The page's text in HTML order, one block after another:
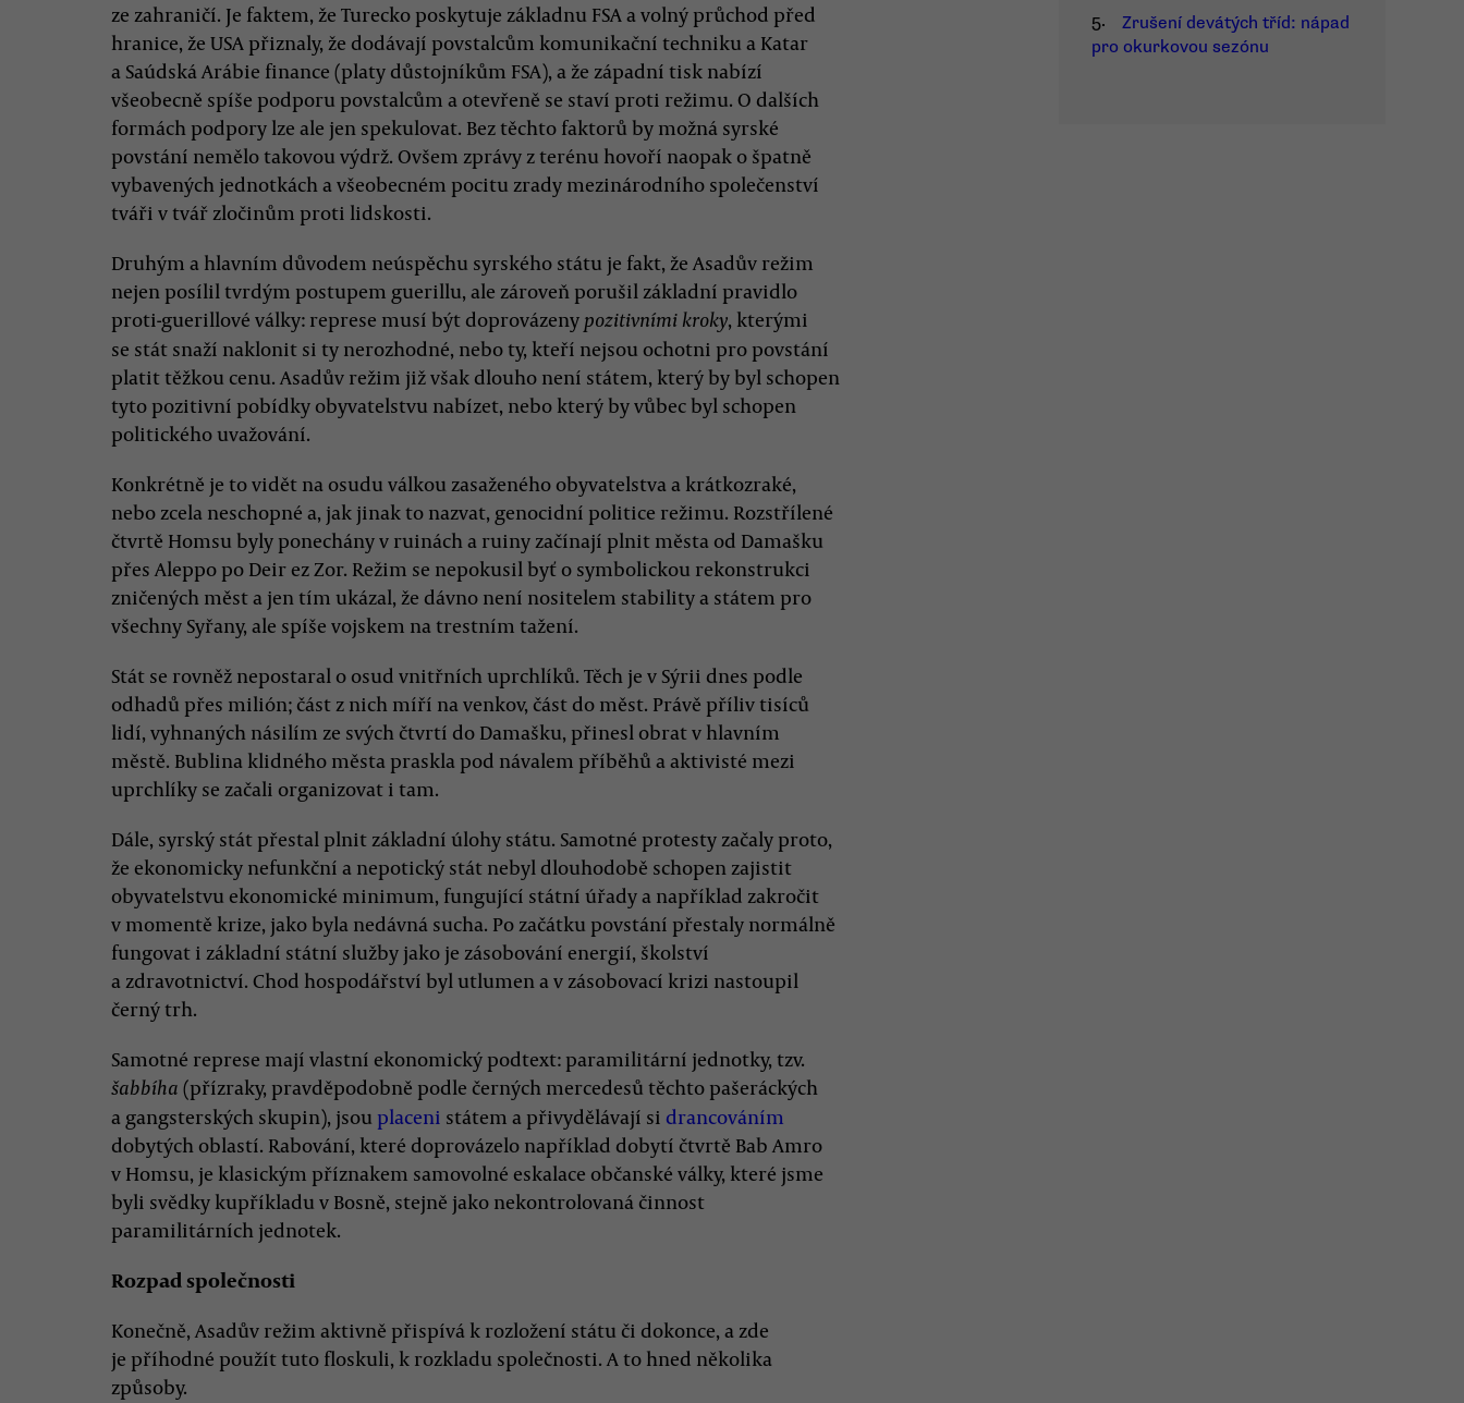
ze zahraničí. Je faktem, že Turecko poskytuje základnu FSA a volný průchod před
hranice, že USA přiznaly, že dodávají povstalcům komunikační techniku a Katar
a Saúdská Arábie finance (platy důstojníkům FSA), a že západní tisk nabízí
všeobecně spíše podporu povstalcům a otevřeně se staví proti režimu. O dalších
formách podpory lze ale jen spekulovat. Bez těchto faktorů by možná syrské
povstání nemělo takovou výdrž. Ovšem zprávy z terénu hovoří naopak o špatně
vybavených jednotkách a všeobecném pocitu zrady mezinárodního společenství
tváři v tvář zločinům proti lidskosti.
Druhým a hlavním důvodem neúspěchu syrského státu je fakt, že Asadův režim
nejen posílil tvrdým postupem guerillu, ale zároveň porušil základní pravidlo
proti-guerillové války: represe musí být doprovázeny pozitivními kroky, kterými
se stát snaží naklonit si ty nerozhodné, nebo ty, kteří nejsou ochotni pro povstání
platit těžkou cenu. Asadův režim již však dlouho není státem, který by byl schopen
tyto pozitivní pobídky obyvatelstvu nabízet, nebo který by vůbec byl schopen
politického uvažování.
Konkrétně je to vidět na osudu válkou zasaženého obyvatelstva a krátkozraké,
nebo zcela neschopné a, jak jinak to nazvat, genocidní politice režimu. Rozstřílené
čtvrtě Homsu byly ponechány v ruinách a ruiny začínají plnit města od Damašku
přes Aleppo po Deir ez Zor. Režim se nepokusil byť o symbolickou rekonstrukci
zničených měst a jen tím ukázal, že dávno není nositelem stability a státem pro
všechny Syřany, ale spíše vojskem na trestním tažení.
Stát se rovněž nepostaral o osud vnitřních uprchlíků. Těch je v Sýrii dnes podle
odhadů přes milión; část z nich míří na venkov, část do měst. Právě příliv tisíců
lidí, vyhnaných násilím ze svých čtvrtí do Damašku, přinesl obrat v hlavním
městě. Bublina klidného města praskla pod návalem příběhů a aktivisté mezi
uprchlíky se začali organizovat i tam.
Dále, syrský stát přestal plnit základní úlohy státu. Samotné protesty začaly proto,
že ekonomicky nefunkční a nepotický stát nebyl dlouhodobě schopen zajistit
obyvatelstvu ekonomické minimum, fungující státní úřady a například zakročit
v momentě krize, jako byla nedávná sucha. Po začátku povstání přestaly normálně
fungovat i základní státní služby jako je zásobování energií, školství
a zdravotnictví. Chod hospodářství byl utlumen a v zásobovací krizi nastoupil
černý trh.
Samotné represe mají vlastní ekonomický podtext: paramilitární jednotky, tzv.
šabbíha (přízraky, pravděpodobně podle černých mercedesů těchto pašeráckých
a gangsterských skupin), jsou placeni státem a přivydělávají si drancováním
dobytých oblastí. Rabování, které doprovázelo například dobytí čtvrtě Bab Amro
v Homsu, je klasickým příznakem samovolné eskalace občanské války, které jsme
byli svědky kupříkladu v Bosně, stejně jako nekontrolovaná činnost
paramilitárních jednotek.
Rozpad společnosti
Konečně, Asadův režim aktivně přispívá k rozložení státu či dokonce, a zde
je příhodné použít tuto floskuli, k rozkladu společnosti. A to hned několika
způsoby.
5.
Zrušení devátých tříd: nápad
pro okurkovou sezónu